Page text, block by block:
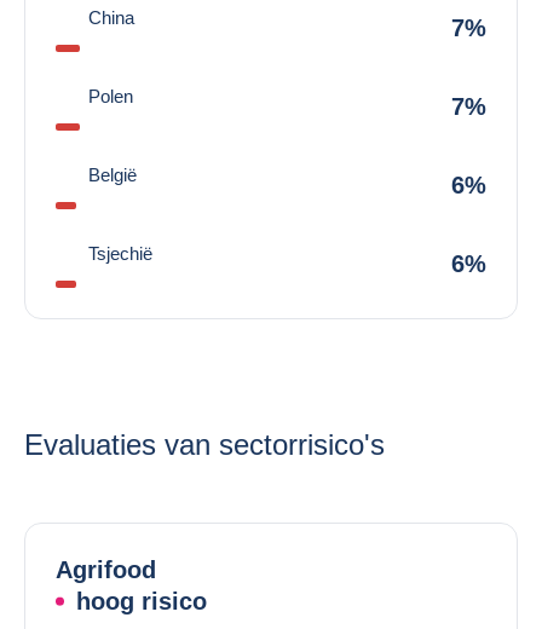
China 7%
Polen 7%
België 6%
Tsjechië 6%
Evaluaties van sectorrisico's
Agrifood
hoog risico